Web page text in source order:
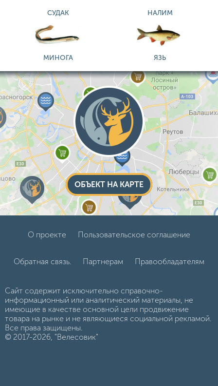
СУДАК НАЛИМ
МИНОГА ЯЗЬ
ОБЪЕКТ НА КАРТЕ
О проекте Пользовательское соглашение
Обратная связь. Партнерам Правообладателям
Сайт содержит исключительно справочно-
информационный или аналитический материалы, не
имеющие в качестве основной цели продвижение
товара на рынке и не являющиеся социальной рекламой.
Все права защищены.
© 2017-2026, "Велесовик"